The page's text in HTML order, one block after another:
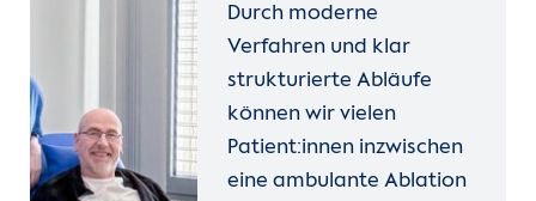
Durch moderne
Verfahren und klar
strukturierte Abläufe
können wir vielen
Patient:innen inzwischen
eine ambulante Ablation